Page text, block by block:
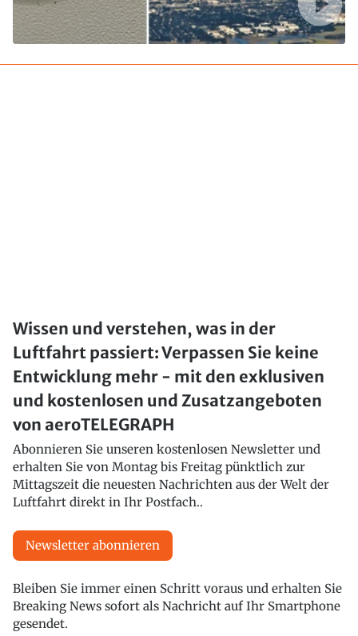
Wissen und verstehen, was in der
Luftfahrt passiert: Verpassen Sie keine
Entwicklung mehr - mit den exklusiven
und kostenlosen und Zusatzangeboten
von aeroTELEGRAPH
Abonnieren Sie unseren kostenlosen Newsletter und
erhalten Sie von Montag bis Freitag pünktlich zur
Mittagszeit die neuesten Nachrichten aus der Welt der
Luftfahrt direkt in Ihr Postfach..
Newsletter abonnieren
Bleiben Sie immer einen Schritt voraus und erhalten Sie
Breaking News sofort als Nachricht auf Ihr Smartphone
gesendet.